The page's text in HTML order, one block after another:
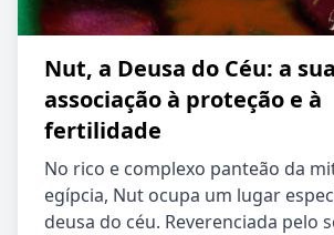
Nut, a Deusa do Céu: a sua
associação à proteção e à
fertilidade
No rico e complexo panteão da
egípcia, Nut ocupa um lugar
deusa do céu. Reverenciada pelo